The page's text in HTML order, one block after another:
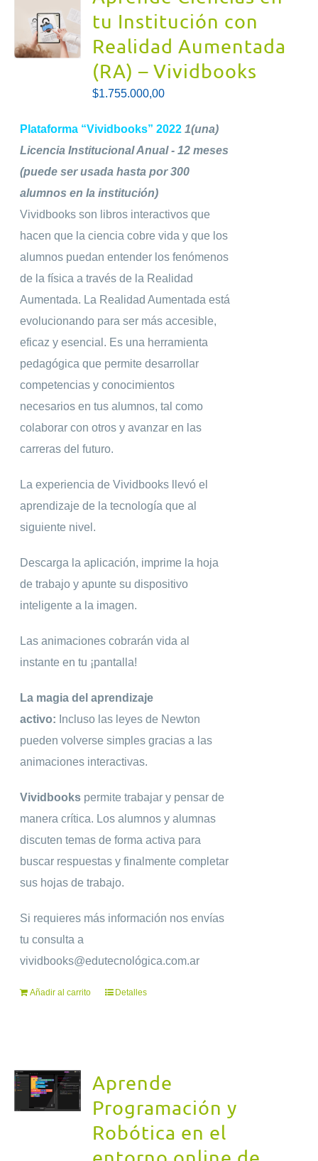
tu Institución con
Realidad Aumentada
(RA) – Vividbooks
$1.755.000,00
Plataforma “Vividbooks” 2022 1(una)
Licencia Institucional Anual - 12 meses
(puede ser usada hasta por 300
alumnos en la institución)
Vividbooks son libros interactivos que
hacen que la ciencia cobre vida y que los
alumnos puedan entender los fenómenos
de la física a través de la Realidad
Aumentada. La Realidad Aumentada está
evolucionando para ser más accesible,
eficaz y esencial. Es una herramienta
pedagógica que permite desarrollar
competencias y conocimientos
necesarios en tus alumnos, tal como
colaborar con otros y avanzar en las
carreras del futuro.
La experiencia de Vividbooks llevó el
aprendizaje de la tecnología que al
siguiente nivel.
Descarga la aplicación, imprime la hoja
de trabajo y apunte su dispositivo
inteligente a la imagen.
Las animaciones cobrarán vida al
instante en tu ¡pantalla!
La magia del aprendizaje
activo: Incluso las leyes de Newton
pueden volverse simples gracias a las
animaciones interactivas.
Vividbooks permite trabajar y pensar de
manera crítica. Los alumnos y alumnas
discuten temas de forma activa para
buscar respuestas y finalmente completar
sus hojas de trabajo.
Si requieres más información nos envías
tu consulta a
vividbooks@edutecnológica.com.ar
Añadir al carrito Detalles
Aprende
Programación y
Robótica en el